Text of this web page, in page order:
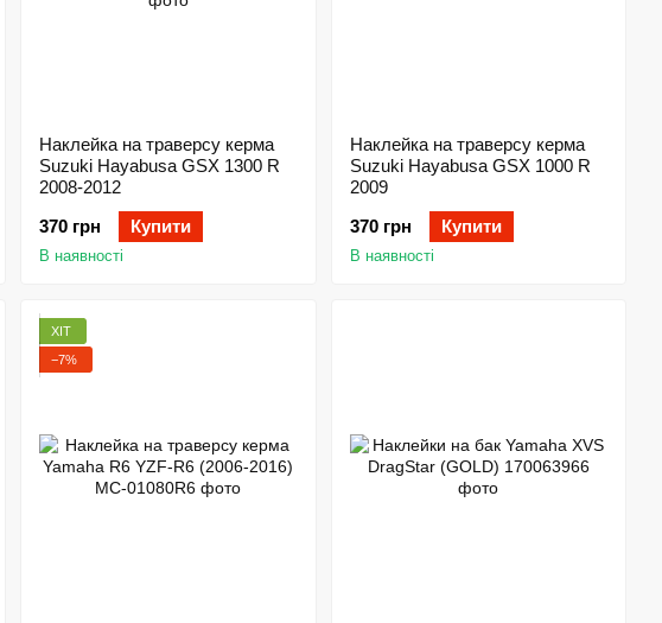
Наклейка на траверсу керма
Suzuki Hayabusa GSX 1300 R
2008-2012
370 грн
Купити
В наявності
Наклейка на траверсу керма
Suzuki Hayabusa GSX 1000 R
2009
370 грн
Купити
В наявності
ХІТ
−7%